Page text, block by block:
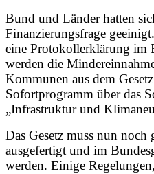
Bund und Länder hatten
Finanzierungsfrage
eine Protokollerklärung im
werden die
Kommunen aus dem
Sofortprogramm über das
„Infrastruktur und
Das Gesetz muss nun noch
ausgefertigt und im
werden. Einige